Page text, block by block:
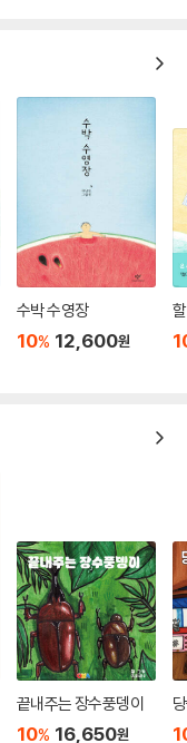
수박 수영장
10% 12,600원
끝내주는 장수풍뎅이
10% 16,650원